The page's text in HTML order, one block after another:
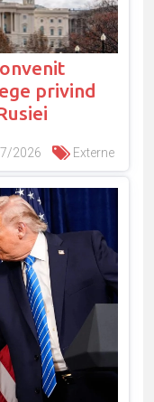
privind
2026 Externe